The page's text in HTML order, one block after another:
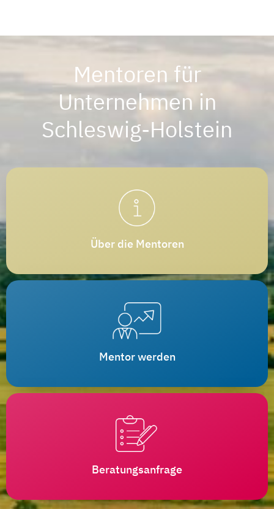
Mentoren für
Unternehmen in
Schleswig-Holstein
Über die Mentoren
Mentor werden
Beratungsanfrage